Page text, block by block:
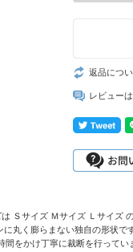
返品につ
レビュー
Ｓサイズ Ｍサイズ Ｌサイズ
丸く膨らまない独自の形状
をかけ丁寧に裁断を行ってい